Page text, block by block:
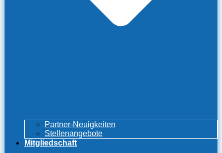
Partner-Neuigkeiten
Stellenangebote
Mitgliedschaft